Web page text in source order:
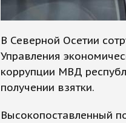
В Северной Осетии
Управления
коррупции МВД
получении взятки.
Высокопоставленный